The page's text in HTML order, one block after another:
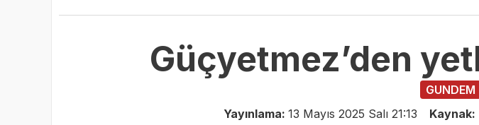
Güçyetmez’den
GUNDEM
Yayınlama: 13 Mayıs 2025 Salı 21:13 Kaynak: